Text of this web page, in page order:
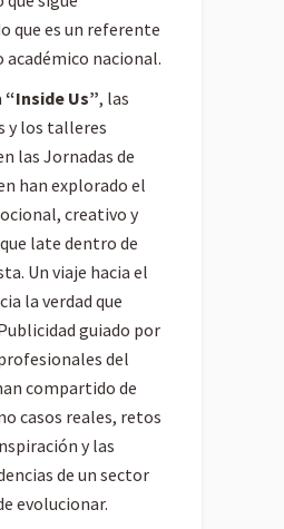
que es un referente
nacional.
“Inside Us”, las
y los talleres
las Jornadas de
han explorado el
creativo y
late dentro de
Un viaje hacia el
la verdad que
guiado por
del
compartido de
casos reales, retos
y las
de un sector
evolucionar.